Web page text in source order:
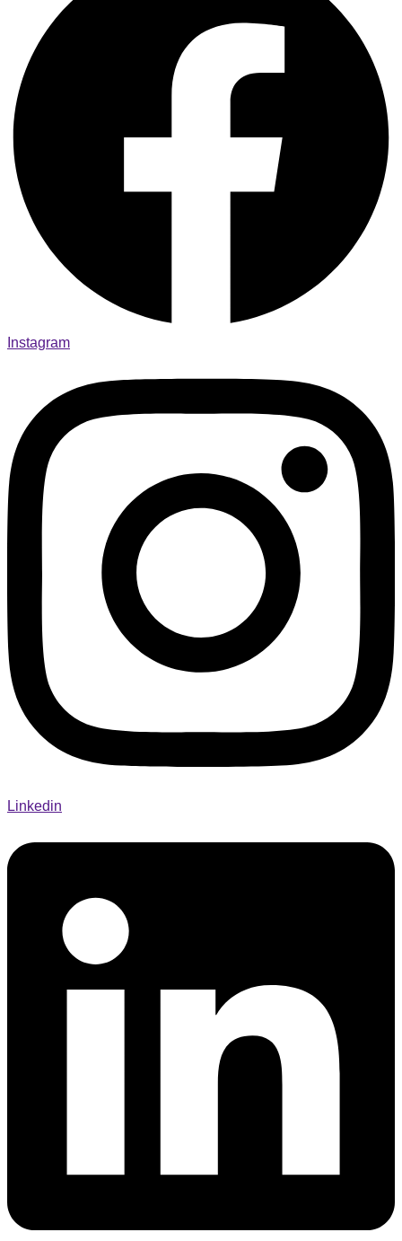
Instagram
Linkedin